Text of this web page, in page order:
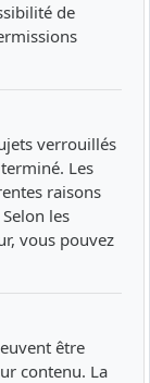
de
verrouillés
Les
raisons
les
vous pouvez
être
contenu. La